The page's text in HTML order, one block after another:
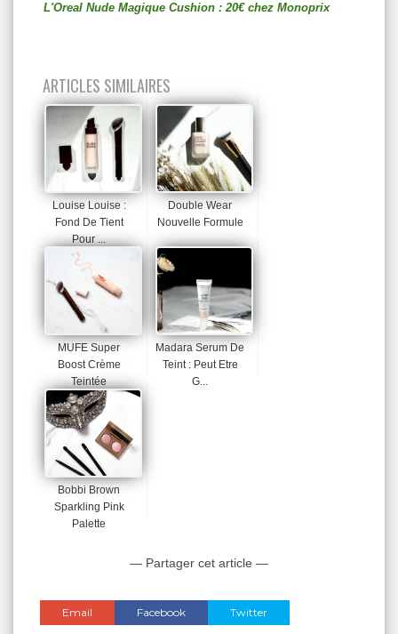
L'Oreal Nude Magique Cushion : 20€ chez Monoprix
ARTICLES SIMILAIRES
Louise Louise :
Fond De Tient
Pour ...
Double Wear
Nouvelle Formule
MUFE Super
Boost Crème
Teintée
Madara Serum De
Teint : Peut Etre
G...
Bobbi Brown
Sparkling Pink
Palette
— Partager cet article —
Email Facebook Twitter